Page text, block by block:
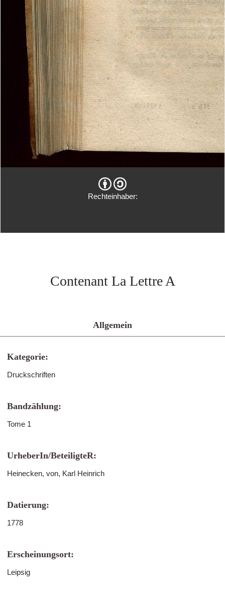
Rechteinhaber:
Contenant La Lettre A
Allgemein
Kategorie:
Druckschriften
Bandzählung:
Tome 1
UrheberIn/BeteiligteR:
Heinecken, von, Karl Heinrich
Datierung:
1778
Erscheinungsort:
Leipsig